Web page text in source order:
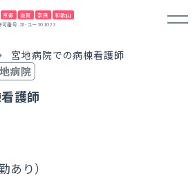
京都 滋賀 奈良 和歌山
可番号 28-ユー301023
宮地病院での病棟看護師
病院
護師
あり）